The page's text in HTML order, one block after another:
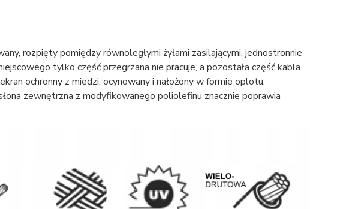
rozpięty pomiędzy równoległymi żyłami zasilającymi, jednostronnie
tylko część przegrzana nie pracuje, a pozostała część kabla
ochronny z miedzi, ocynowany i nałożony w formie oplotu,
zewnętrzna z modyfikowanego poliolefinu znacznie poprawia